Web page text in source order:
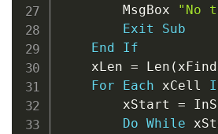
        MsgBox
"No
Exit
Sub
End
If
    xLen
= Len ( xFind
For
Each xCell
        xStart
=
Do While